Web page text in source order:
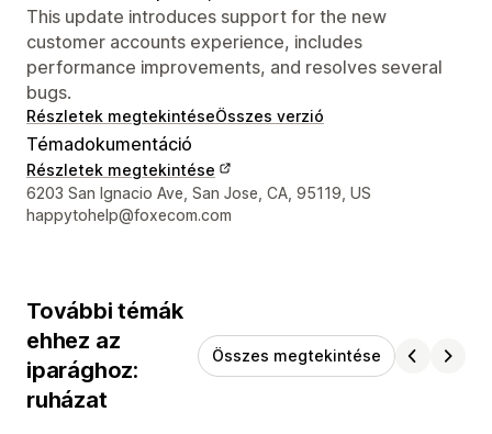
This update introduces support for the new
customer accounts experience, includes
performance improvements, and resolves several
bugs.
Részletek megtekintéseÖsszes verzió
Témadokumentáció
Részletek megtekintése
Dizájner kapcsolattartási adatai
6203 San Ignacio Ave, San Jose, CA, 95119, US
happytohelp@foxecom.com
További témák
ehhez az
iparághoz:
ruházat
Összes megtekintése